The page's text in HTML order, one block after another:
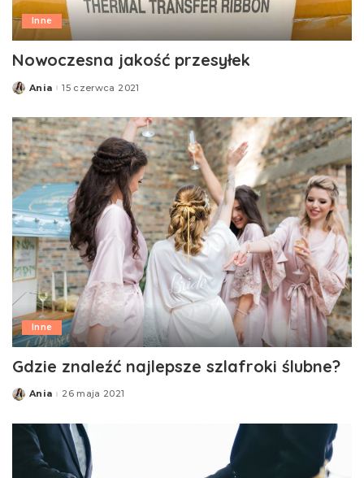
Inne
Nowoczesna jakość przesyłek
Posted
Ania 15 czerwca 2021
Inne
Gdzie znaleźć najlepsze szlafroki ślubne?
Posted
Ania 26 maja 2021